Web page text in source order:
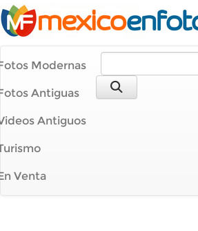
Modernas
Antiguas
Antiguos
Venta